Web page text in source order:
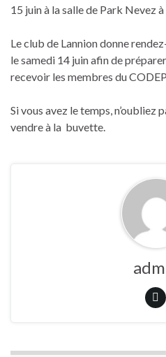
15 juin à la salle de Park Nevez à
Le club de Lannion donne
le samedi 14 juin afin de
recevoir les membres du
Si vous avez le temps, n’oubliez
vendre à la buvette.